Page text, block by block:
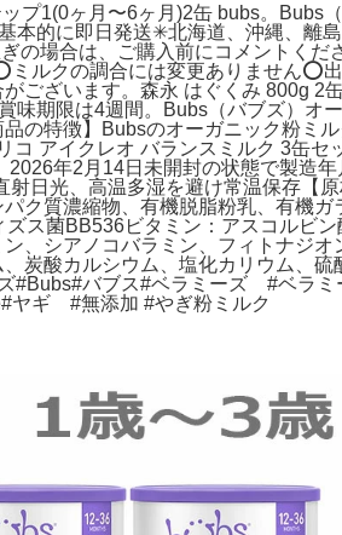
プ1(0ヶ月〜6ヶ月)2缶 bubs。Bubs
本的に即日発送✳︎北海道、沖縄、離
の場合は、ご購入前にコメントく
ルクの調合には変更ありません⭕️
ございます。森永 はぐくみ 800g
味期限は4週間。Bubs（バブズ）オ
品の特徴】Bubsのオーガニック粉
アイクレオ バランスミルク 3缶
年2月14日未開封の状態で製造
日光、高温多湿を避け常温保存【
ク質濃縮物、有機脱脂粉乳、有機
ス菌BB536ビタミン：アスコルビ
、シアノコバラミン、フィトナジ
炭酸カルシウム、塩化カリウム、
#Bubs#バブス#ベラミーズ #ベラ
ヤギ #無添加 #やぎ粉ミルク